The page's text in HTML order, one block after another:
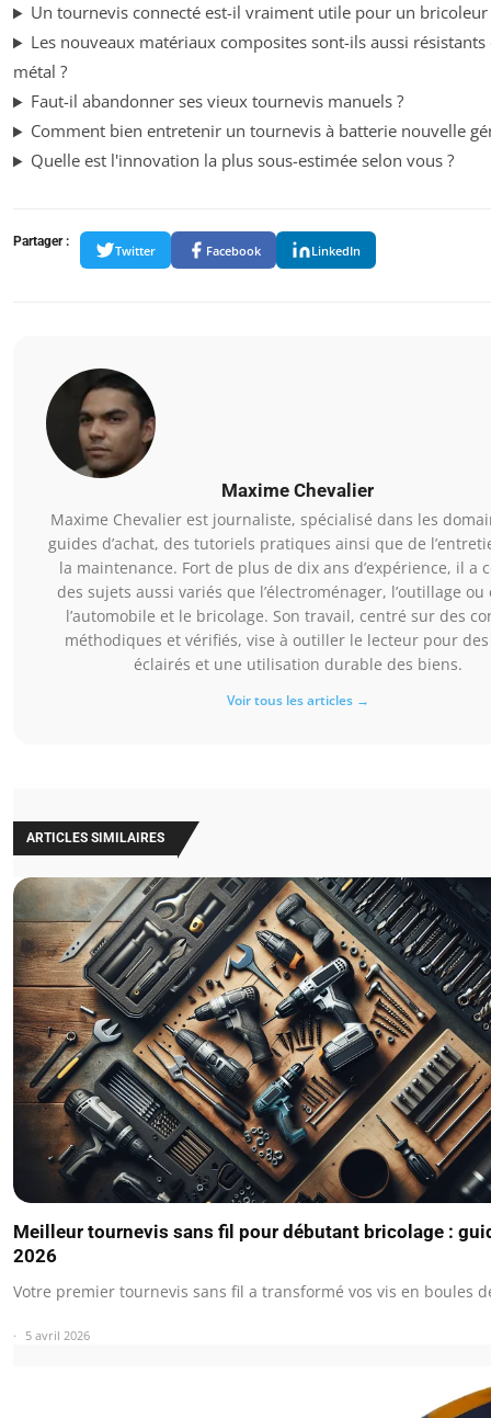
Un tournevis connecté est-il vraiment utile pour un bricoleur
Les nouveaux matériaux composites sont-ils aussi résistants
métal ?
Faut-il abandonner ses vieux tournevis manuels ?
Comment bien entretenir un tournevis à batterie nouvelle
Quelle est l'innovation la plus sous-estimée selon vous ?
Partager :
Twitter Facebook LinkedIn
Maxime Chevalier
Maxime Chevalier est journaliste, spécialisé dans les
guides d’achat, des tutoriels pratiques ainsi que de
la maintenance. Fort de plus de dix ans d’expérience, il a
des sujets aussi variés que l’électroménager, l’outillage ou
l’automobile et le bricolage. Son travail, centré sur des
méthodiques et vérifiés, vise à outiller le lecteur pour
éclairés et une utilisation durable des biens.
Voir tous les articles →
ARTICLES SIMILAIRES
Meilleur tournevis sans fil pour débutant bricolage :
2026
Votre premier tournevis sans fil a transformé vos vis en boules
5 avril 2026